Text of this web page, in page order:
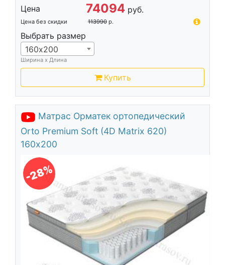
Цена 74094 руб.
Цена без скидки 113990 р.
Выбрать размер
160х200
Ширина х Длина
Купить
Матрас Орматек ортопедический
Orto Premium Soft (4D Matrix 620)
160х200
-28%